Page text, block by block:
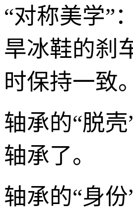
“对称美学”
旱冰鞋的刹
时保持一致。
轴承的“脱
轴承了。
轴承的“身